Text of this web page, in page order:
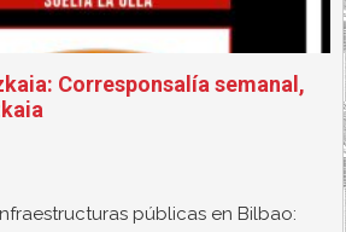
Corresponsalía semanal,
públicas en Bilbao: